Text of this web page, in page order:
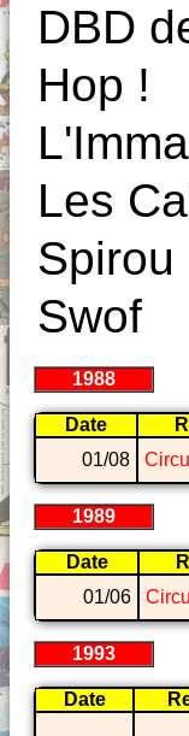
DBD
Hop !
Les
Spirou
Swof
1988
Date
01/08
1989
Date
01/06
1993
Date